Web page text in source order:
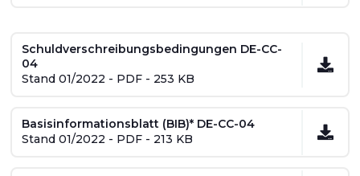
Schuldverschreibungsbedingungen DE-CC-
04
Stand 01/2022 - PDF - 253 KB
Basisinformationsblatt (BIB)* DE-CC-04
Stand 01/2022 - PDF - 213 KB